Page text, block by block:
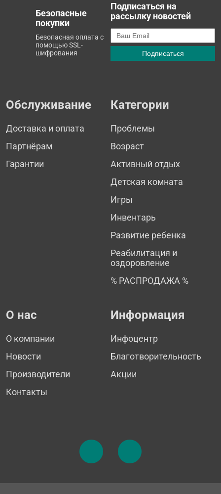
Безопасные
покупки
Безопасная оплата с
помощью SSL-
шифрования
Подписаться на
рассылку новостей
Обслуживание
Доставка и оплата
Партнёрам
Гарантии
Категории
Проблемы
Возраст
Активный отдых
Детская комната
Игры
Инвентарь
Развитие ребенка
Реабилитация и
оздоровление
% РАСПРОДАЖА %
О нас
О компании
Новости
Производители
Контакты
Информация
Инфоцентр
Благотворительность
Акции